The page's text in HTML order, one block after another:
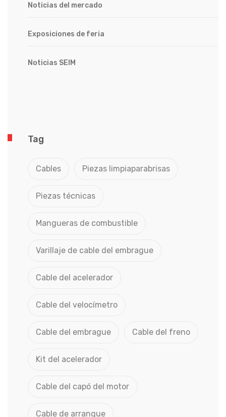
Noticias del mercado
Exposiciones de feria
Noticias SEIM
Tag
Cables Piezas limpiaparabrisas
Piezas técnicas
Mangueras de combustible
Varillaje de cable del embrague
Cable del acelerador
Cable del velocímetro
Cable del embrague Cable del freno
Kit del acelerador
Cable del capó del motor
Cable de arranque